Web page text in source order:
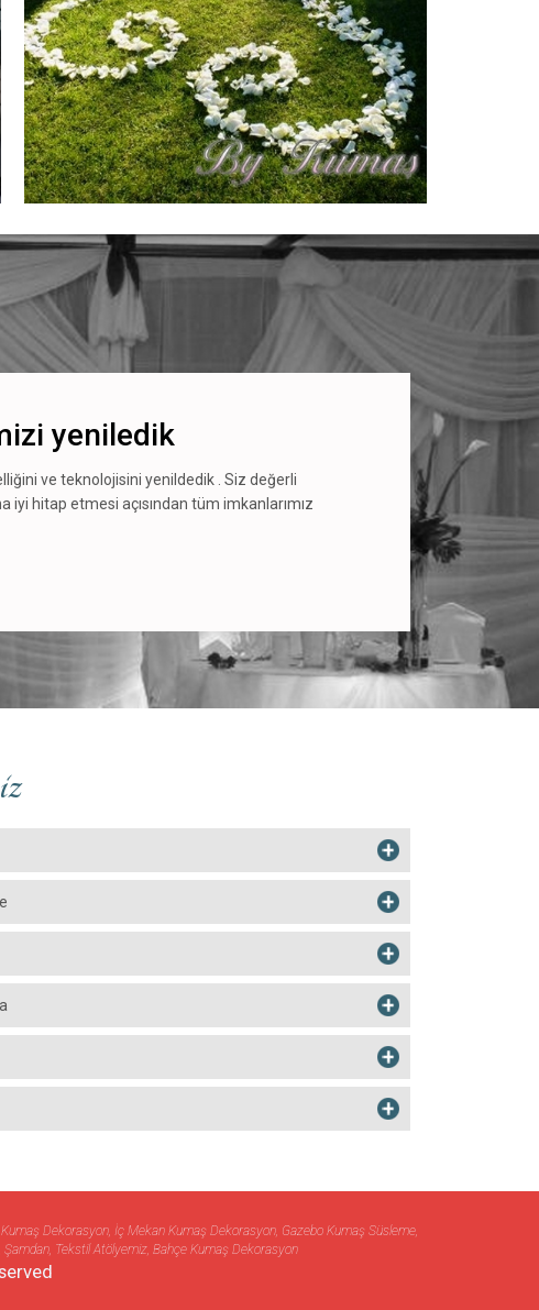
yeniledik
ve teknolojisini yenildedik . Siz değerli
iyi hitap etmesi açısından tüm imkanlarımız
Dekorasyon, İç Mekan Kumaş Dekorasyon, Gazebo Kumaş Süsleme,
Tekstil Atölyemiz, Bahçe Kumaş Dekorasyon